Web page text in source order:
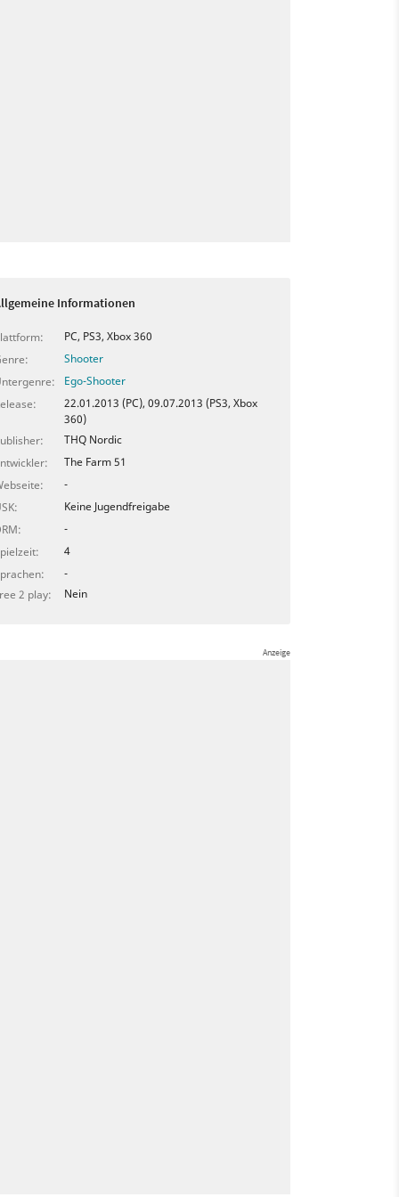
Informationen
PC, PS3, Xbox 360
Shooter
Ego-Shooter
22.01.2013 (PC), 09.07.2013 (PS3, Xbox
360)
THQ Nordic
The Farm 51
-
Keine Jugendfreigabe
-
4
-
2 play:
Nein